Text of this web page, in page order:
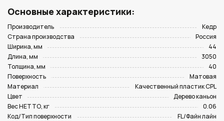
Основные характеристики:
Производитель
Кедр
Страна производства
Россия
Ширина, мм
44
Длина, мм
3050
Толщина, мм
40
Поверхность
Матовая
Материал
Качественный пластик CPL
Цвет
Дерево каньон
Вес НЕТТО, кг
0.06
Код/Тип поверхности
FL/Файн лайн